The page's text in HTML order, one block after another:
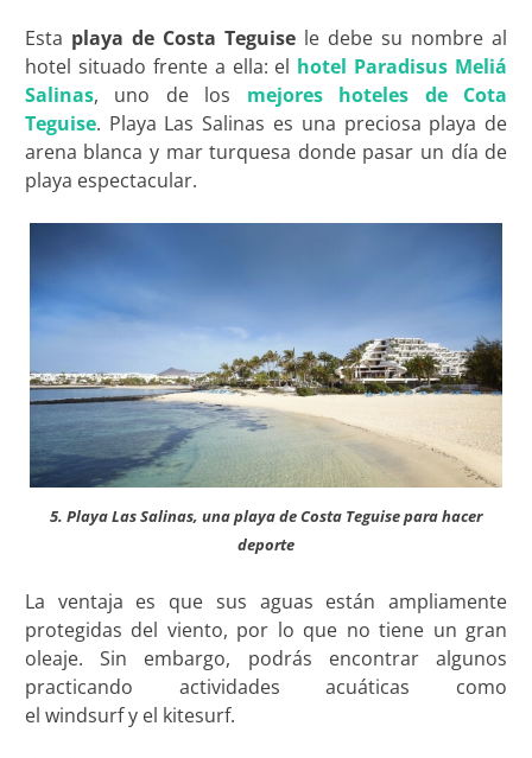
Esta playa de Costa Teguise le debe su nombre al
hotel situado frente a ella: el hotel Paradisus Meliá
Salinas, uno de los mejores hoteles de Cota
Teguise. Playa Las Salinas es una preciosa playa de
arena blanca y mar turquesa donde pasar un día de
playa espectacular.
5. Playa Las Salinas, una playa de Costa Teguise para hacer
deporte
La ventaja es que sus aguas están ampliamente
protegidas del viento, por lo que no tiene un gran
oleaje. Sin embargo, podrás encontrar algunos
practicando actividades acuáticas como
el windsurf y el kitesurf.